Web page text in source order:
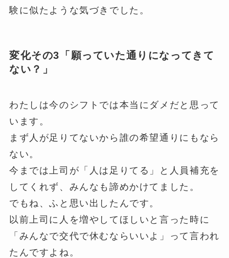
験に似たような気づきでした。
変化その3「願っていた通りになってきて
ない？」
わたしは今のシフトでは本当にダメだと思って
います。
まず人が足りてないから誰の希望通りにもなら
ない。
今までは上司が「人は足りてる」と人員補充を
してくれず、みんなも諦めかけてました。
でもね、ふと思い出したんです。
以前上司に人を増やしてほしいと言った時に
「みんなで交代で休むならいいよ」って言われ
たんですよね。